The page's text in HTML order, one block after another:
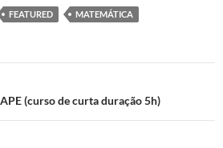
FEATURED MATEMÁTICA
(curso de curta duração 5h)